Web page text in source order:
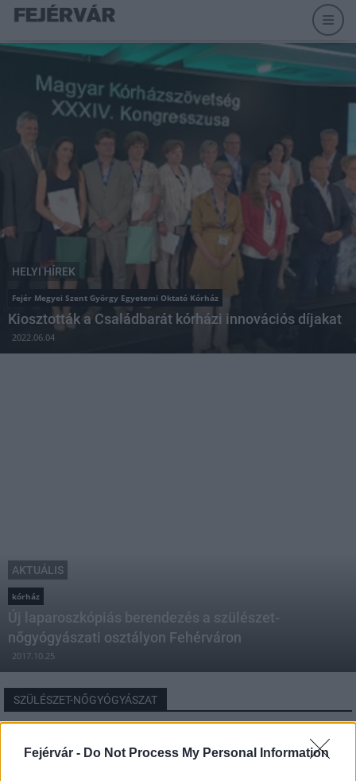
Fejérvár - Do Not Process My Personal Information
HELYI HÍREK
Fejér Megyei Szent György Egyetemi Oktató Kórház
Kiosztották a Családbarát kórházi innovációs díjakat
2022.06.04
AKTUÁLIS
kórház
Új laparoszkópiás berendezés a szülészet-
nőgyógyászati osztályon Fehérváron
2017.10.25
SZÜLÉSZET-NŐGYÓGYÁSZAT